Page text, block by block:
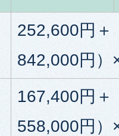
252,600円＋
842,000円）
167,400円＋
558,000円）